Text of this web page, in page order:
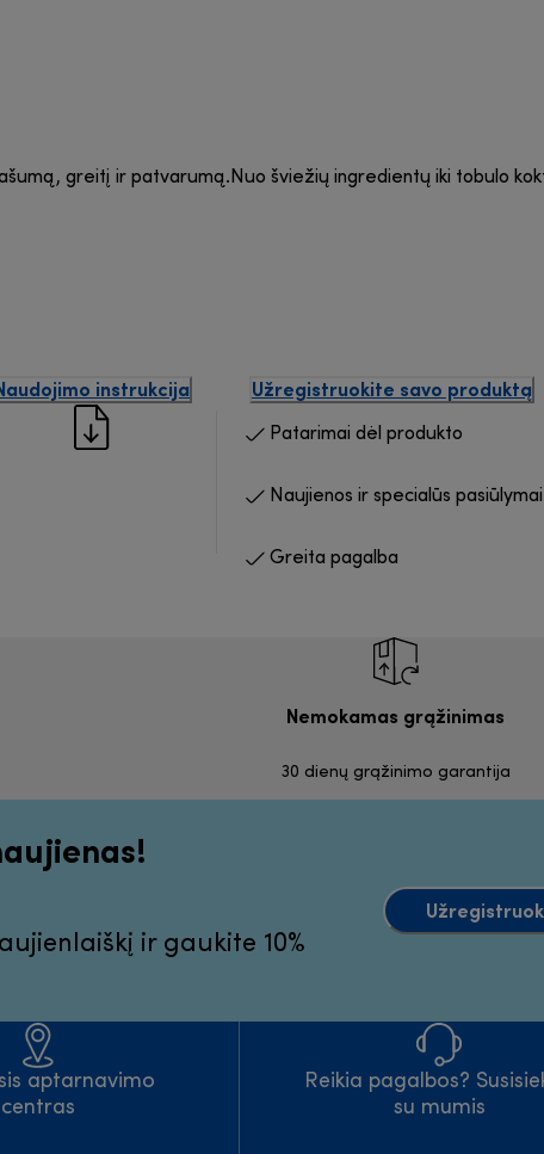
greitį ir patvarumą.Nuo šviežių ingredientų iki tobulo
instrukcija Užregistruokite savo produktą
Patarimai dėl produkto
Naujienos ir specialūs pasiūlymai
Greita pagalba
Nemokamas grąžinimas
30 dienų grąžinimo garantija
ir gaukite 10%
aptarnavimo
centras
Reikia pagalbos?
su mumis